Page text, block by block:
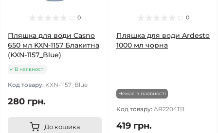
0
Пляшка для води Casno
650 мл KXN-1157 Блакитна
(KXN-1157_Blue)
В наявності
Код товару: KXN-1157_Blue
280 грн.
До кошика
0
Пляшка для води Ardesto
1000 мл чорна
Немає в наявності
Код товару: AR2204TB
419 грн.